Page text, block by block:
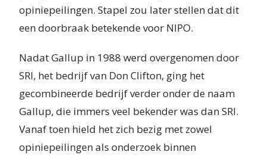
opiniepeilingen. Stapel zou later stellen dat dit
een doorbraak betekende voor NIPO.
Nadat Gallup in 1988 werd overgenomen door
SRI, het bedrijf van Don Clifton, ging het
gecombineerde bedrijf verder onder de naam
Gallup, die immers veel bekender was dan SRI.
Vanaf toen hield het zich bezig met zowel
opiniepeilingen als onderzoek binnen